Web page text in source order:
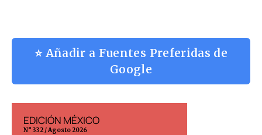
⭐ Añadir a Fuentes Preferidas de
Google
EDICIÓN MÉXICO
N° 332 / Agosto 2026